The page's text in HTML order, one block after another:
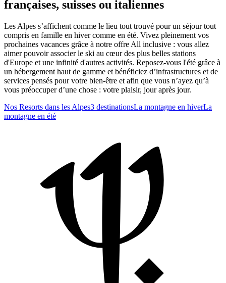
françaises, suisses ou italiennes
Les Alpes s’affichent comme le lieu tout trouvé pour un séjour tout
compris en famille en hiver comme en été. Vivez pleinement vos
prochaines vacances grâce à notre offre All inclusive : vous allez
aimer pouvoir associer le ski au cœur des plus belles stations
d'Europe et une infinité d'autres activités. Reposez-vous l'été grâce à
un hébergement haut de gamme et bénéficiez d’infrastructures et de
services pensés pour votre bien-être et afin que vous n’ayez qu’à
vous préoccuper d’une chose : votre plaisir, jour après jour.
Nos Resorts dans les Alpes3 destinationsLa montagne en hiverLa
montagne en été